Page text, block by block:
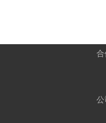
合
公